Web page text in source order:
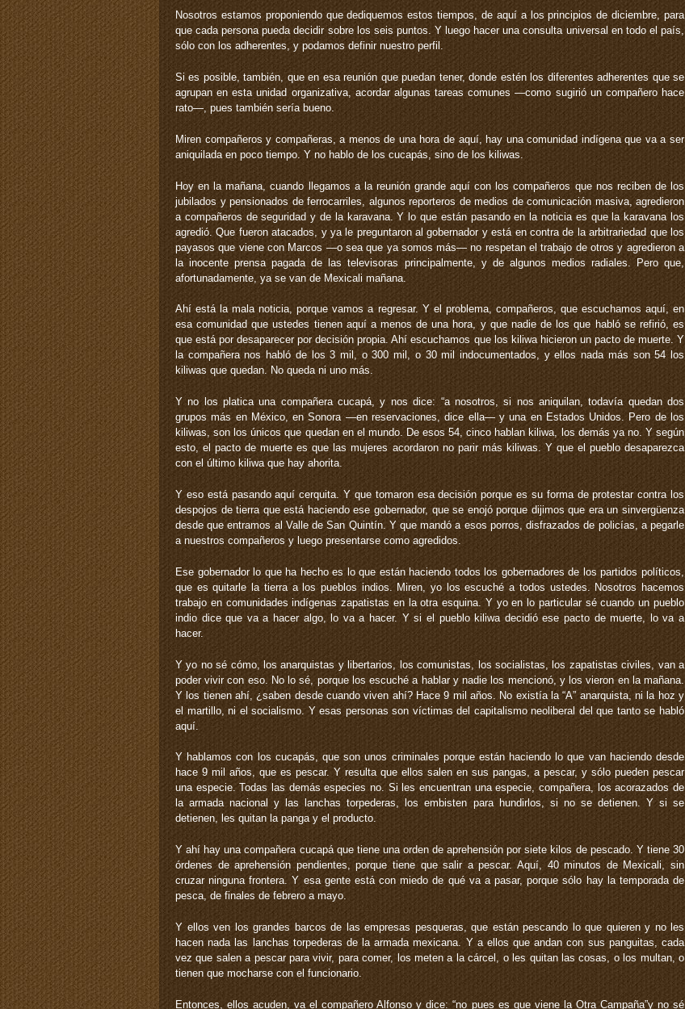
Nosotros estamos proponiendo que dediquemos estos tiempos, de aquí a los principios de diciembre, para
que cada persona pueda decidir sobre los seis puntos. Y luego hacer una consulta universal en todo el país,
sólo con los adherentes, y podamos definir nuestro perfil.
Si es posible, también, que en esa reunión que puedan tener, donde estén los diferentes adherentes que se
agrupan en esta unidad organizativa, acordar algunas tareas comunes —como sugirió un compañero hace
rato—, pues también sería bueno.
Miren compañeros y compañeras, a menos de una hora de aquí, hay una comunidad indígena que va a ser
aniquilada en poco tiempo. Y no hablo de los cucapás, sino de los kiliwas.
Hoy en la mañana, cuando llegamos a la reunión grande aquí con los compañeros que nos reciben de los
jubilados y pensionados de ferrocarriles, algunos reporteros de medios de comunicación masiva, agredieron
a compañeros de seguridad y de la karavana. Y lo que están pasando en la noticia es que la karavana los
agredió. Que fueron atacados, y ya le preguntaron al gobernador y está en contra de la arbitrariedad que los
payasos que viene con Marcos —o sea que ya somos más— no respetan el trabajo de otros y agredieron a
la inocente prensa pagada de las televisoras principalmente, y de algunos medios radiales. Pero que,
afortunadamente, ya se van de Mexicali mañana.
Ahí está la mala noticia, porque vamos a regresar. Y el problema, compañeros, que escuchamos aquí, en
esa comunidad que ustedes tienen aquí a menos de una hora, y que nadie de los que habló se refirió, es
que está por desaparecer por decisión propia. Ahí escuchamos que los kiliwa hicieron un pacto de muerte. Y
la compañera nos habló de los 3 mil, o 300 mil, o 30 mil indocumentados, y ellos nada más son 54 los
kiliwas que quedan. No queda ni uno más.
Y no los platica una compañera cucapá, y nos dice: “a nosotros, si nos aniquilan, todavía quedan dos
grupos más en México, en Sonora —en reservaciones, dice ella— y una en Estados Unidos. Pero de los
kiliwas, son los únicos que quedan en el mundo. De esos 54, cinco hablan kiliwa, los demás ya no. Y según
esto, el pacto de muerte es que las mujeres acordaron no parir más kiliwas. Y que el pueblo desaparezca
con el último kiliwa que hay ahorita.
Y eso está pasando aquí cerquita. Y que tomaron esa decisión porque es su forma de protestar contra los
despojos de tierra que está haciendo ese gobernador, que se enojó porque dijimos que era un sinvergüenza
desde que entramos al Valle de San Quintín. Y que mandó a esos porros, disfrazados de policías, a pegarle
a nuestros compañeros y luego presentarse como agredidos.
Ese gobernador lo que ha hecho es lo que están haciendo todos los gobernadores de los partidos políticos,
que es quitarle la tierra a los pueblos indios. Miren, yo los escuché a todos ustedes. Nosotros hacemos
trabajo en comunidades indígenas zapatistas en la otra esquina. Y yo en lo particular sé cuando un pueblo
indio dice que va a hacer algo, lo va a hacer. Y si el pueblo kiliwa decidió ese pacto de muerte, lo va a
hacer.
Y yo no sé cómo, los anarquistas y libertarios, los comunistas, los socialistas, los zapatistas civiles, van a
poder vivir con eso. No lo sé, porque los escuché a hablar y nadie los mencionó, y los vieron en la mañana.
Y los tienen ahí, ¿saben desde cuando viven ahí? Hace 9 mil años. No existía la “A” anarquista, ni la hoz y
el martillo, ni el socialismo. Y esas personas son víctimas del capitalismo neoliberal del que tanto se habló
aquí.
Y hablamos con los cucapás, que son unos criminales porque están haciendo lo que van haciendo desde
hace 9 mil años, que es pescar. Y resulta que ellos salen en sus pangas, a pescar, y sólo pueden pescar
una especie. Todas las demás especies no. Si les encuentran una especie, compañera, los acorazados de
la armada nacional y las lanchas torpederas, los embisten para hundirlos, si no se detienen. Y si se
detienen, les quitan la panga y el producto.
Y ahí hay una compañera cucapá que tiene una orden de aprehensión por siete kilos de pescado. Y tiene 30
órdenes de aprehensión pendientes, porque tiene que salir a pescar. Aquí, 40 minutos de Mexicali, sin
cruzar ninguna frontera. Y esa gente está con miedo de qué va a pasar, porque sólo hay la temporada de
pesca, de finales de febrero a mayo.
Y ellos ven los grandes barcos de las empresas pesqueras, que están pescando lo que quieren y no les
hacen nada las lanchas torpederas de la armada mexicana. Y a ellos que andan con sus panguitas, cada
vez que salen a pescar para vivir, para comer, los meten a la cárcel, o les quitan las cosas, o los multan, o
tienen que mocharse con el funcionario.
Entonces, ellos acuden, va el compañero Alfonso y dice: “no pues es que viene la Otra Campaña”y no sé